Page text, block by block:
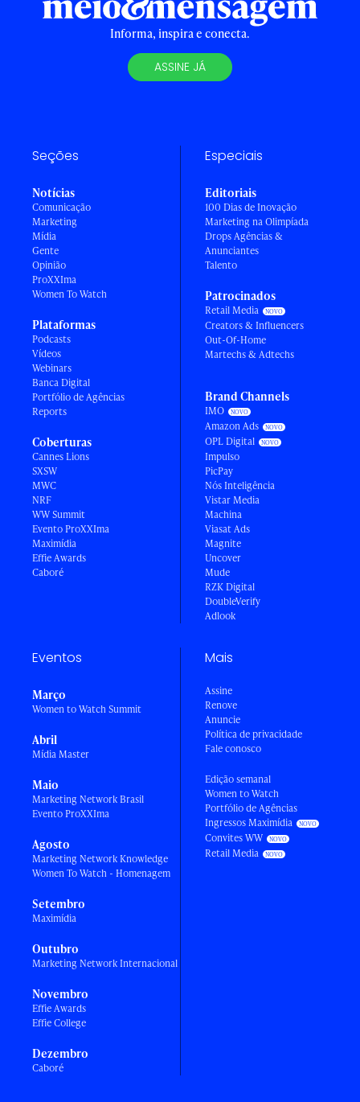
Informa, inspira e conecta.
ASSINE JÁ
Seções
Notícias
Comunicação
Marketing
Mídia
Gente
Opinião
ProXXIma
Women To Watch
Plataformas
Podcasts
Vídeos
Webinars
Banca Digital
Portfólio de Agências
Reports
Coberturas
Cannes Lions
SXSW
MWC
NRF
WW Summit
Evento ProXXIma
Maximídia
Effie Awards
Caboré
Especiais
Editoriais
100 Dias de Inovação
Marketing na Olimpíada
Drops Agências &
Anunciantes
Talento
Patrocinados
Retail Media
Creators & Influencers
Out-Of-Home
Martechs & Adtechs
Brand Channels
IMO
Amazon Ads
OPL Digital
Impulso
PicPay
Nós Inteligência
Vistar Media
Machina
Viasat Ads
Magnite
Uncover
Mude
RZK Digital
DoubleVerify
Adlook
Eventos
Março
Women to Watch Summit
Abril
Mídia Master
Maio
Marketing Network Brasil
Evento ProXXIma
Agosto
Marketing Network Knowledge
Women To Watch - Homenagem
Setembro
Maximídia
Outubro
Marketing Network Internacional
Novembro
Effie Awards
Effie College
Dezembro
Caboré
Mais
Assine
Renove
Anuncie
Política de privacidade
Fale conosco
Edição semanal
Women to Watch
Portfólio de Agências
Ingressos Maximídia
Convites WW
Retail Media